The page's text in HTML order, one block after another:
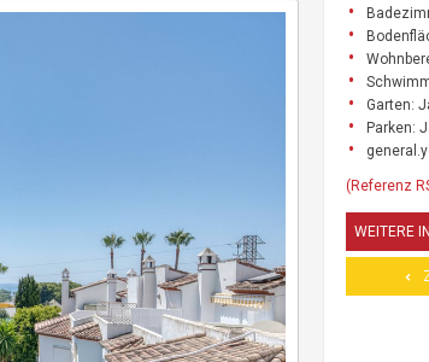
Garten:
Parken:
(Referenz
WEITERE